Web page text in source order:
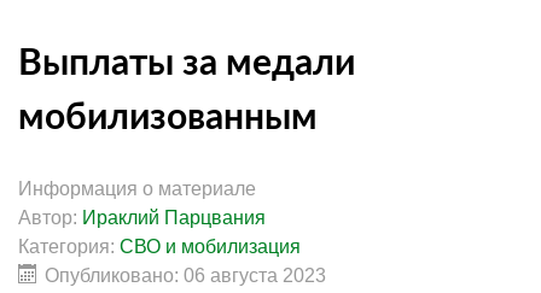
Выплаты за медали
мобилизованным
Информация о материале
Автор: Ираклий Парцвания
Категория: СВО и мобилизация
Опубликовано: 06 августа 2023